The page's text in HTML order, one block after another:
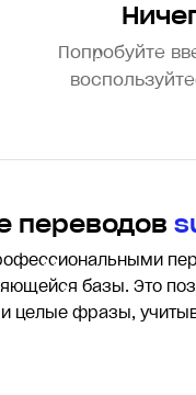
Попробуйте
переводов
базы. Это
целые фразы,